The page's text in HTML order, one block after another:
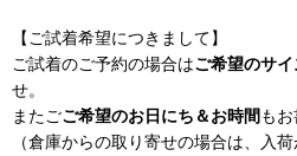
【ご試着希望につきまして】
ご試着のご予約の場合はご希望のサ
せ。
またごご希望のお日にち＆お時間も
（倉庫からの取り寄せの場合は、入